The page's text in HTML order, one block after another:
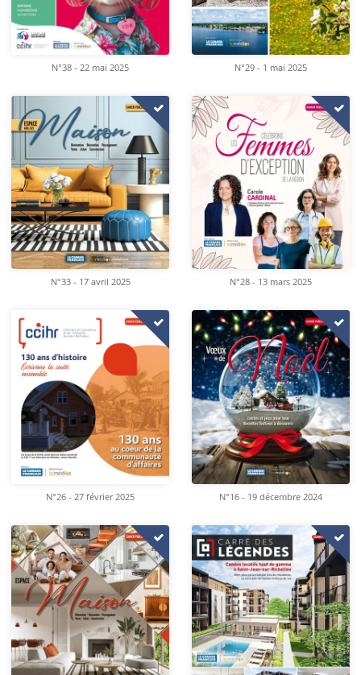
N°38 - 22 mai 2025 N°29 - 1 mai 2025
N°33 - 17 avril 2025 N°28 - 13 mars 2025
N°26 - 27 février 2025 N°16 - 19 décembre 2024